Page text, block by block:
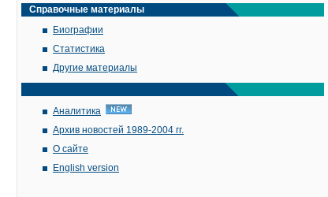
Справочные материалы
Биографии
Статистика
Другие материалы
Аналитика
Архив новостей 1989-2004 гг.
О сайте
English version